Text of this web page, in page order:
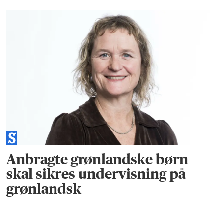
Anbragte grønlandske børn
skal sikres undervisning på
grønlandsk